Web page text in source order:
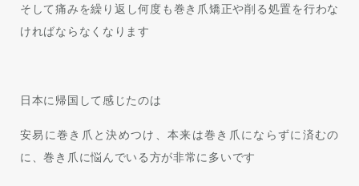
そして痛みを繰り返し何度も巻き爪矯正や削る処置を行わな
ければならなくなります
日本に帰国して感じたのは
安易に巻き爪と決めつけ、本来は巻き爪にならずに済むの
に、巻き爪に悩んでいる方が非常に多いです